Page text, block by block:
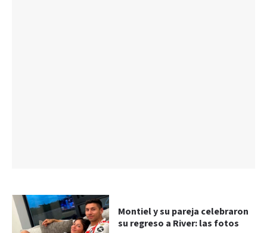
Montiel y su pareja celebraron
su regreso a River: las fotos